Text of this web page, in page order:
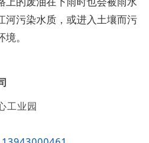
河污染水质，或进入土壤而污
。
工业园